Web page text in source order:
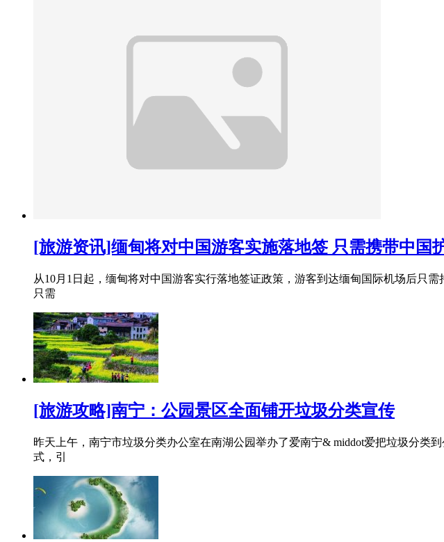
[旅游资讯]缅甸将对中国游客实施落地签 只需携带中国
从10月1日起，缅甸将对中国游客实行落地签证政策，游客到达缅甸国际机场后只
只需
[旅游攻略]南宁：公园景区全面铺开垃圾分类宣传
昨天上午，南宁市垃圾分类办公室在南湖公园举办了爱南宁& middot爱把垃圾分类
式，引